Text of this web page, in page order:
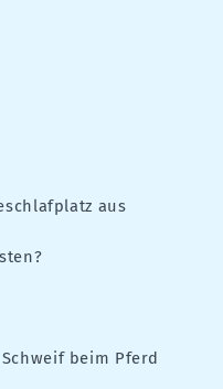
aus
beim Pferd